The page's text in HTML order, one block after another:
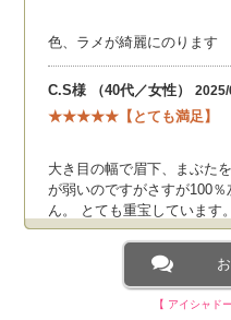
色、ラメが綺麗にのります
C.S様 （40代／女性）
★★★★★【とても満足】
大き目の幅で眉下、まぶた
が弱いのですがさすが100
ん。 とても重宝しています
R.O様 （20代／女性）
【満足】
【 アイシャド